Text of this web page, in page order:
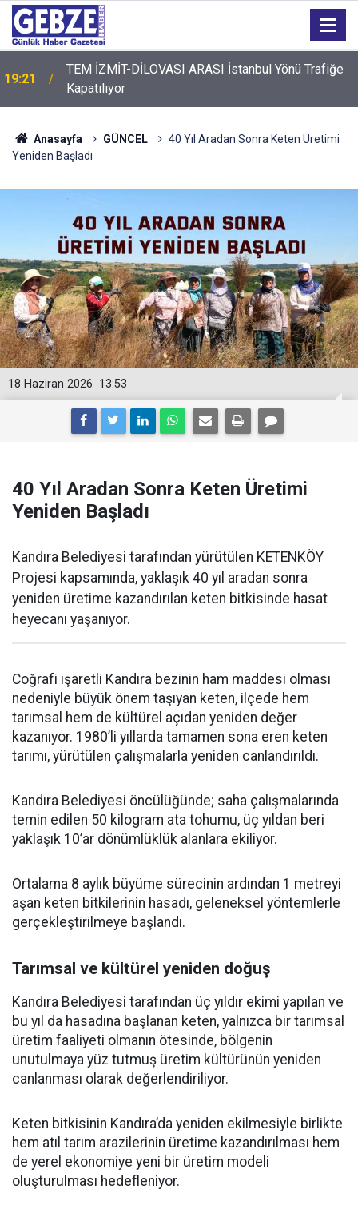
19:21
TEM İZMİT-DİLOVASI ARASI İstanbul Yönü Trafiğe
Kapatılıyor
Anasayfa GÜNCEL
40 Yıl Aradan Sonra Keten Üretimi
Yeniden Başladı
13:53
18 Haziran 2026
40 Yıl Aradan Sonra Keten Üretimi
Yeniden Başladı
Kandıra Belediyesi tarafından yürütülen KETENKÖY
Projesi kapsamında, yaklaşık 40 yıl aradan sonra
yeniden üretime kazandırılan keten bitkisinde hasat
heyecanı yaşanıyor.
Coğrafi işaretli Kandıra bezinin ham maddesi olması
nedeniyle büyük önem taşıyan keten, ilçede hem
tarımsal hem de kültürel açıdan yeniden değer
kazanıyor. 1980’li yıllarda tamamen sona eren keten
tarımı, yürütülen çalışmalarla yeniden canlandırıldı.
Kandıra Belediyesi öncülüğünde; saha çalışmalarında
temin edilen 50 kilogram ata tohumu, üç yıldan beri
yaklaşık 10’ar dönümlüklük alanlara ekiliyor.
Ortalama 8 aylık büyüme sürecinin ardından 1 metreyi
aşan keten bitkilerinin hasadı, geleneksel yöntemlerle
gerçekleştirilmeye başlandı.
Tarımsal ve kültürel yeniden doğuş
Kandıra Belediyesi tarafından üç yıldır ekimi yapılan ve
bu yıl da hasadına başlanan keten, yalnızca bir tarımsal
üretim faaliyeti olmanın ötesinde, bölgenin
unutulmaya yüz tutmuş üretim kültürünün yeniden
canlanması olarak değerlendiriliyor.
Keten bitkisinin Kandıra’da yeniden ekilmesiyle birlikte
hem atıl tarım arazilerinin üretime kazandırılması hem
de yerel ekonomiye yeni bir üretim modeli
oluşturulması hedefleniyor.